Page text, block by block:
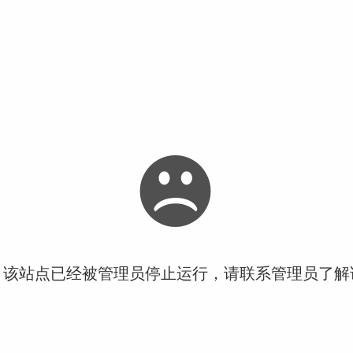
站点已经被管理员停止运行，请联系管理员了